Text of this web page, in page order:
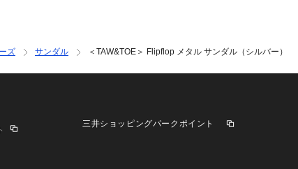
ズ サンダル ＜TAW&TOE＞ Flipflop メタル サンダル（シルバー）
三井ショッピングパークポイント